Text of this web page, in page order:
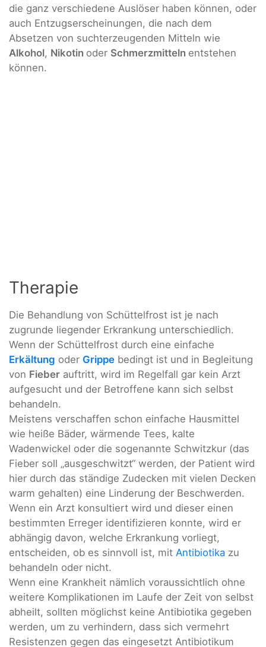
die ganz verschiedene Auslöser haben können, oder
auch Entzugserscheinungen, die nach dem
Absetzen von suchterzeugenden Mitteln wie
Alkohol, Nikotin oder Schmerzmitteln entstehen
können.
Therapie
Die Behandlung von Schüttelfrost ist je nach
zugrunde liegender Erkrankung unterschiedlich.
Wenn der Schüttelfrost durch eine einfache
Erkältung oder Grippe bedingt ist und in Begleitung
von Fieber auftritt, wird im Regelfall gar kein Arzt
aufgesucht und der Betroffene kann sich selbst
behandeln.
Meistens verschaffen schon einfache Hausmittel
wie heiße Bäder, wärmende Tees, kalte
Wadenwickel oder die sogenannte Schwitzkur (das
Fieber soll „ausgeschwitzt“ werden, der Patient wird
hier durch das ständige Zudecken mit vielen Decken
warm gehalten) eine Linderung der Beschwerden.
Wenn ein Arzt konsultiert wird und dieser einen
bestimmten Erreger identifizieren konnte, wird er
abhängig davon, welche Erkrankung vorliegt,
entscheiden, ob es sinnvoll ist, mit Antibiotika zu
behandeln oder nicht.
Wenn eine Krankheit nämlich voraussichtlich ohne
weitere Komplikationen im Laufe der Zeit von selbst
abheilt, sollten möglichst keine Antibiotika gegeben
werden, um zu verhindern, dass sich vermehrt
Resistenzen gegen das eingesetzt Antibiotikum